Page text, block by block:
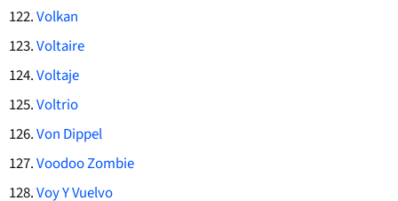
Volkan
Voltaire
Voltaje
Voltrio
Von Dippel
Voodoo Zombie
Voy Y Vuelvo